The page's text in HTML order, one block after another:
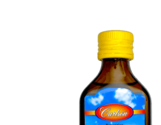
Política de protección y tratamiento de